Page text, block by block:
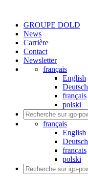
GROUPE DOLD
News
Carrière
Contact
Newsletter
français
English
Deutsch
français
polski
français
English
Deutsch
français
polski